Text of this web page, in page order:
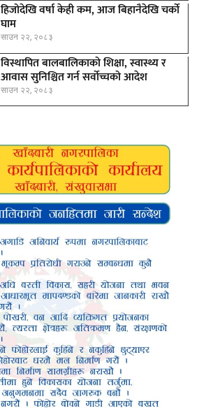
हिजोदेखि वर्षा केही कम, आज बिहानैदेखि चर्को
घाम
साउन २२, २०८३
विस्थापित बालबालिकाको शिक्षा, स्वास्थ्य र
आवास सुनिश्चित गर्न सर्वोच्चको आदेश
साउन २२, २०८३